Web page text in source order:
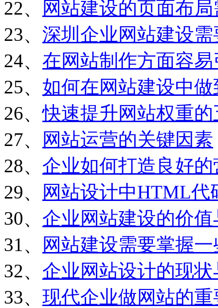
22、
网站建设的页面布
23、 深圳企业网站建设
24、 在网站制作方面容
25、 如何在网站建设中
26、快速提升网站权重
27、
网站运营的关键因素
28、 企业如何打造良好
29、
网站设计中HTML代
30、 企业网站建设的价
31、
网站建设需要掌握
32、 企业网站设计的现
33、 现代企业做网站的重